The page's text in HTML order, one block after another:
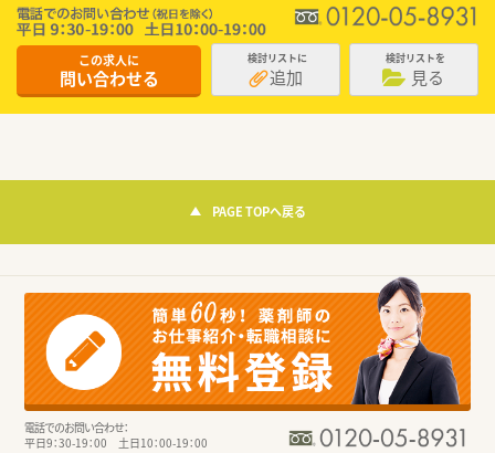
この求人に
問い合わせる
検討リストに
追加
検討リストを
見る
PAGE TOPへ戻る
電話でのお問い合わせ：
平日9：30-19：00 土日10：00-19：00